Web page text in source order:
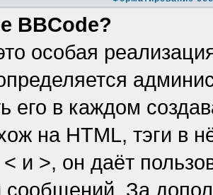
BBCode?
особая
его в каждом
на HTML, тэги в
и >, он даёт
сообщений. За